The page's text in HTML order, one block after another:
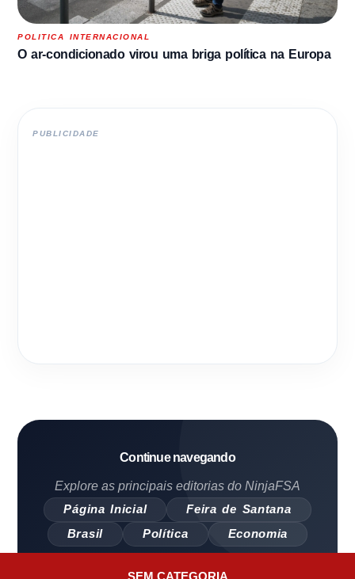
SEM CATEGORIA
POLITICA INTERNACIONAL
O ar-condicionado virou uma briga política na Europa
PUBLICIDADE
Continue navegando
Explore as principais editorias do NinjaFSA
Página Inicial
Feira de Santana
Brasil
Política Economia